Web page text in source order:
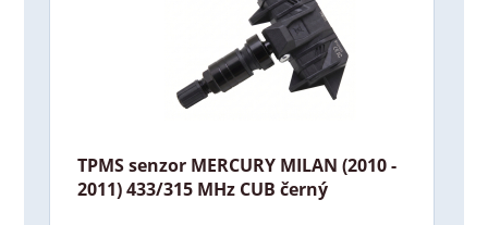
TPMS senzor MERCURY MILAN (2010 -
2011) 433/315 MHz CUB černý